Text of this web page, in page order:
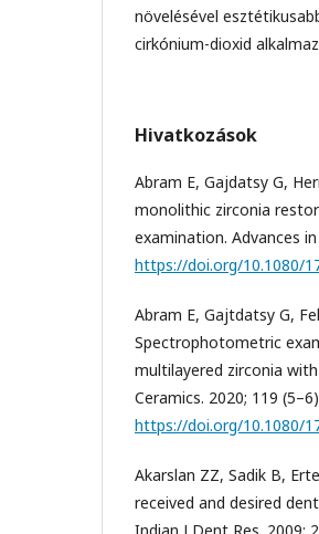
növelésével
cirkónium-dioxid
Hivatkozások
Abram E, Gajdatsy G,
monolithic zirconia
examination. Advances
https://doi.org/10.1080/
Abram E, Gajtdatsy G,
Spectrophotometric
multilayered zirconia
Ceramics. 2020; 119
https://doi.org/10.1080/
Akarslan ZZ, Sadik B,
received and desired
Indian J Dent Res. 2009;